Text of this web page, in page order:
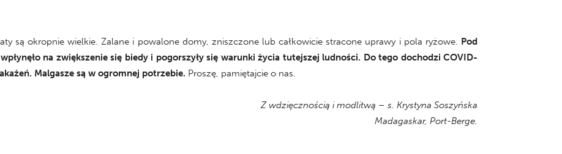
są okropnie wielkie. Zalane i powalone domy, zniszczone lub całkowicie stracone uprawy i pola ryżowe. Pod
na zwiększenie się biedy i pogorszyły się warunki życia tutejszej ludności. Do tego dochodzi COVID-
Malgasze są w ogromnej potrzebie. Proszę, pamiętajcie o nas.
Z wdzięcznością i modlitwą – s. Krystyna Soszyńska
Madagaskar, Port-Berge.